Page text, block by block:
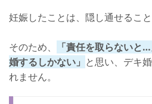
妊娠したことは、隠し通せるこ
そのため、
「責任を取らないと
婚するしかない」 と思い、デキ
れません。